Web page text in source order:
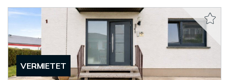
VERMIETET